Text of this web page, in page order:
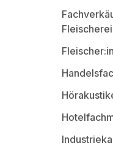
Fleischerei
Fleischer:in